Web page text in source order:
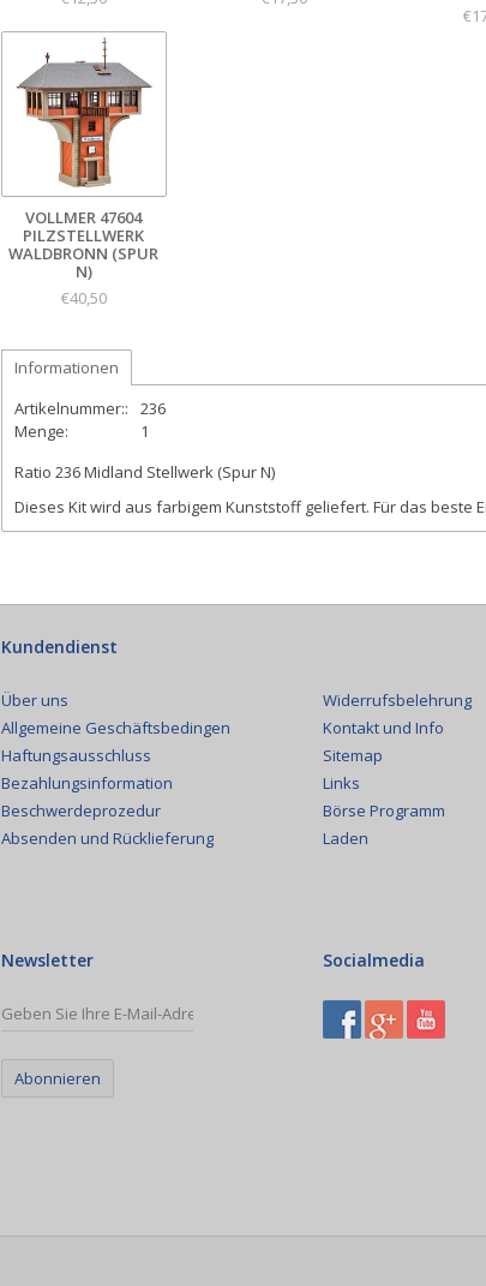
VOLLMER 47604
PILZSTELLWERK
WALDBRONN (SPUR
N)
€40,50
Informationen
Artikelnummer::
236
Menge:
1
Ratio 236 Midland Stellwerk (Spur N)
Dieses Kit wird aus farbigem Kunststoff geliefert. Für das
Kundendienst
Über uns
Allgemeine Geschäftsbedingen
Haftungsausschluss
Bezahlungsinformation
Beschwerdeprozedur
Absenden und Rücklieferung
Widerrufsbelehrung
Kontakt und Info
Sitemap
Links
Börse Programm
Laden
Newsletter
Abonnieren
Socialmedia